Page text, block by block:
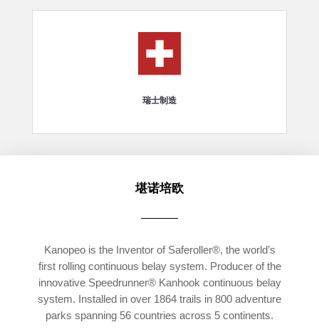
瑞士制造
堪诺培欧
Kanopeo is the Inventor of Saferoller®, the world’s
first rolling continuous belay system. Producer of the
innovative Speedrunner® Kanhook continuous belay
system. Installed in over 1864 trails in 800 adventure
parks spanning 56 countries across 5 continents.